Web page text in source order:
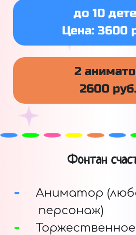
до 10
Цена: 3600
2
2600 руб.
Фонтан
Аниматор
персонаж)
Торжественное